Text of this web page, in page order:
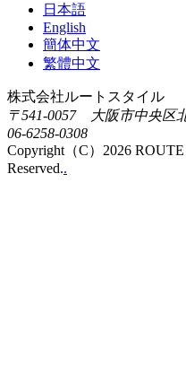
日本語
English
簡体中文
繁體中文
株式会社ルートスタイル
〒541-0057 大阪市中央区
06-6258-0308
Copyright（C）2026
Reserved..